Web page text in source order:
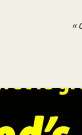
« Car